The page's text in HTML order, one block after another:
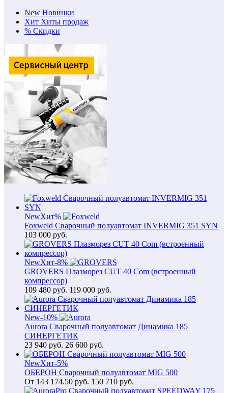
New Новинки
Хит Хиты продаж
% Скидки
NewХит%
Foxweld Сварочный полуавтомат INVERMIG 351 SYN
103 000 руб.
NewХит-8%
GROVERS Плазморез CUT 40 Com (встроенный
компрессор)
109 480 руб. 119 000 руб.
New-10%
Aurora Сварочный полуавтомат Динамика 185
СИНЕРГЕТИК
23 940 руб. 26 600 руб.
NewХит-5%
ОБЕРОН Сварочный полуавтомат MIG 500
От 143 174.50 руб. 150 710 руб.